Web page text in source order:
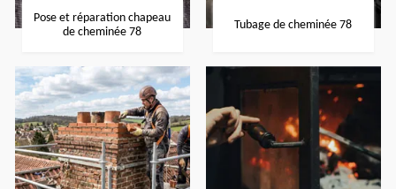
Pose et réparation chapeau
de cheminée 78
Tubage de cheminée 78